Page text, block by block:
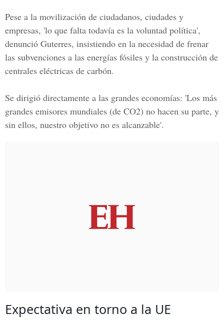
Pese a la movilización de ciudadanos, ciudades y
empresas, 'lo que falta todavía es la voluntad política',
denunció Guterres, insistiendo en la necesidad de frenar
las subvenciones a las energías fósiles y la construcción de
centrales eléctricas de carbón.
Se dirigió directamente a las grandes economías: 'Los más
grandes emisores mundiales (de CO2) no hacen su parte, y
sin ellos, nuestro objetivo no es alcanzable'.
Expectativa en torno a la UE